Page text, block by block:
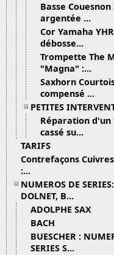
Basse Couesnon
argentée ...
Cor Yamaha
débosse...
Trompette The
"Magna" :...
Saxhorn
compensé ...
PETITES
Réparation d'un
cassé su...
TARIFS
Contrefaçons
:...
NUMEROS DE
DOLNET, B...
ADOLPHE SAX
BACH
BUESCHER :
SERIES S...